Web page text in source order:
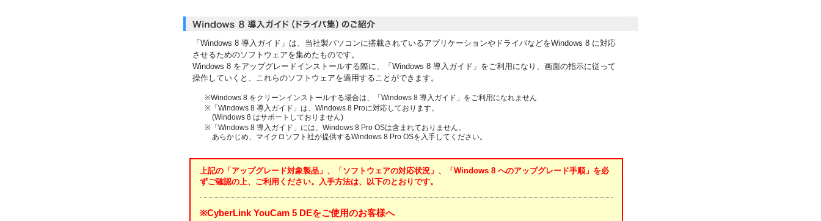
「Windows 8 導入ガイド」は、当社製パソコンに搭載されているアプリケーションやドライバなどをWindows 8 に対応
させるためのソフトウェアを集めたものです。
Windows 8 をアップグレードインストールする際に、「Windows 8 導入ガイド」をご利用になり、画面の指示に従って
操作していくと、これらのソフトウェアを適用することができます。
※Windows 8 をクリーンインストールする場合は、「Windows 8 導入ガイド」をご利用になれません
※「Windows 8 導入ガイド」は、Windows 8 Proに対応しております。
(Windows 8 はサポートしておりません)
※「Windows 8 導入ガイド」には、Windows 8 Pro OSは含まれておりません。
あらかじめ、マイクロソフト社が提供するWindows 8 Pro OSを入手してください。
上記の「アップグレード対象製品」、「ソフトウェアの対応状況」、「Windows 8 へのアップグレード手順」を必
ずご確認の上、ご利用ください。入手方法は、以下のとおりです。
※CyberLink YouCam 5 DEをご使用のお客様へ